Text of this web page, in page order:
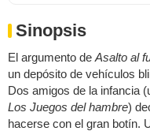
Sinopsis
El argumento de Asalto al
un depósito de vehículos
Dos amigos de la infancia
Los Juegos del hambre)
hacerse con el gran botín.